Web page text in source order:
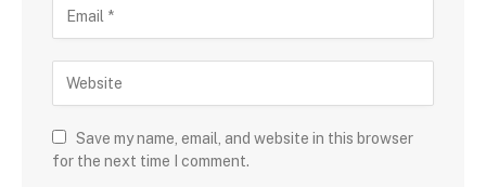
Save my name, email, and website in this browser
for the next time I comment.